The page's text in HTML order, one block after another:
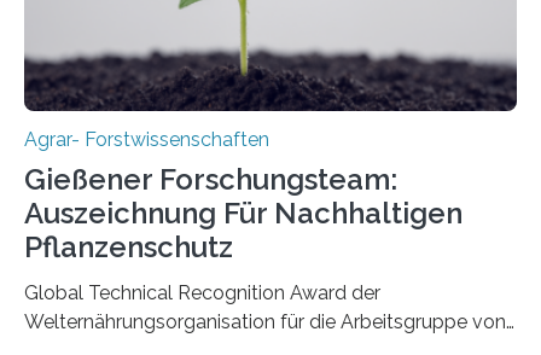
Agrar- Forstwissenschaften
Gießener Forschungsteam:
Auszeichnung Für Nachhaltigen
Pflanzenschutz
Global Technical Recognition Award der
Welternährungsorganisation für die Arbeitsgruppe von